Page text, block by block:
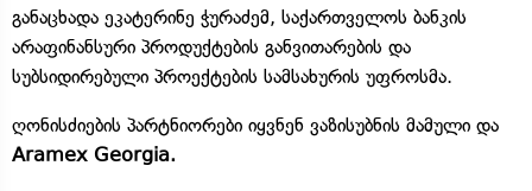
განაცხადა ეკატერინე ჭურაძემ, საქართველოს ბანკის
არაფინანსური პროდუქტების განვითარების და
სუბსიდირებული პროექტების სამსახურის უფროსმა.
ღონისძიების პარტნიორები იყვნენ ვაზისუბნის მამული და
Aramex Georgia.